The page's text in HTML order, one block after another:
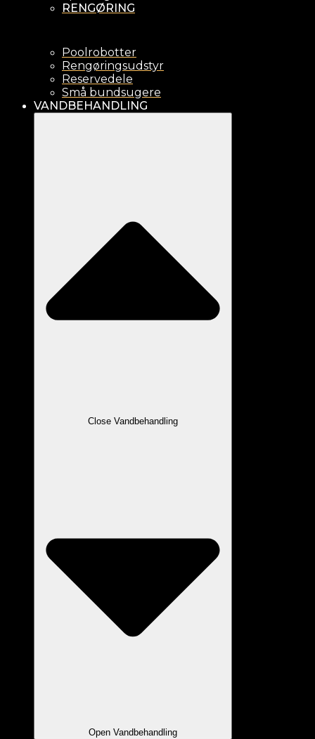
RENGØRING
Poolrobotter
Rengøringsudstyr
Reservedele
Små bundsugere
VANDBEHANDLING
Close Vandbehandling
Open Vandbehandling